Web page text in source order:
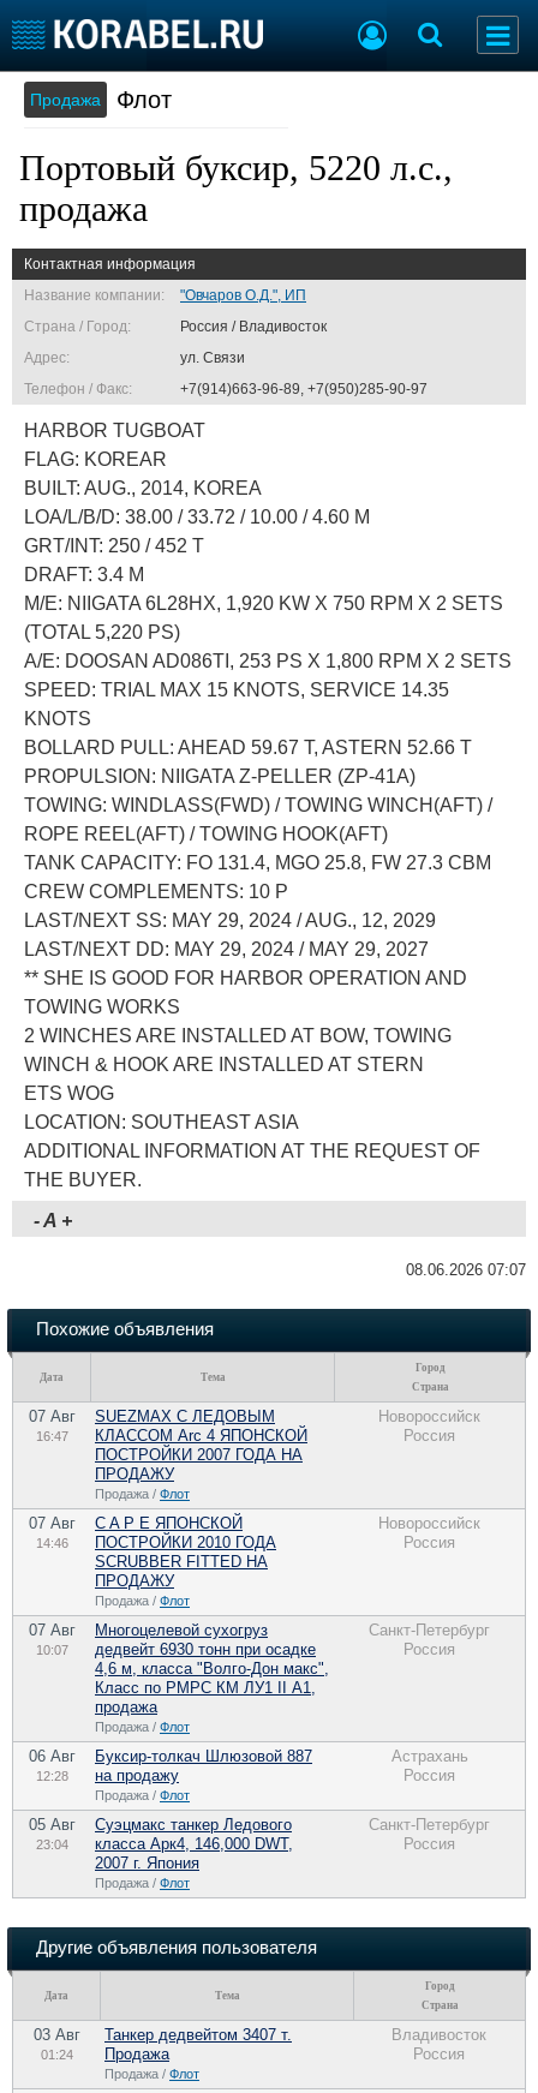
Судостроение
Новости
Репутация
Работа
Крюинг
Продажа флота
Материалы
Услуги
Продажа Флот
Портовый буксир, 5220 л.с.,
продажа
Контактная информация
Название компании:
"Овчаров О.Д.", ИП
Страна / Город:
Россия / Владивосток
Адрес:
ул. Связи
Телефон / Факс:
+7(914)663-96-89, +7(950)285-90-97
HARBOR TUGBOAT
FLAG: KOREAR
BUILT: AUG., 2014, KOREA
LOA/L/B/D: 38.00 / 33.72 / 10.00 / 4.60 M
GRT/INT: 250 / 452 T
DRAFT: 3.4 M
M/E: NIIGATA 6L28HX, 1,920 KW X 750 RPM X 2 SETS
(TOTAL 5,220 PS)
A/E: DOOSAN AD086TI, 253 PS X 1,800 RPM X 2 SETS
SPEED: TRIAL MAX 15 KNOTS, SERVICE 14.35
KNOTS
BOLLARD PULL: AHEAD 59.67 T, ASTERN 52.66 T
PROPULSION: NIIGATA Z-PELLER (ZP-41A)
TOWING: WINDLASS(FWD) / TOWING WINCH(AFT) /
ROPE REEL(AFT) / TOWING HOOK(AFT)
TANK CAPACITY: FO 131.4, MGO 25.8, FW 27.3 CBM
CREW COMPLEMENTS: 10 P
LAST/NEXT SS: MAY 29, 2024 / AUG., 12, 2029
LAST/NEXT DD: MAY 29, 2024 / MAY 29, 2027
** SHE IS GOOD FOR HARBOR OPERATION AND
TOWING WORKS
2 WINCHES ARE INSTALLED AT BOW, TOWING
WINCH & HOOK ARE INSTALLED AT STERN
ETS WOG
LOCATION: SOUTHEAST ASIA
ADDITIONAL INFORMATION AT THE REQUEST OF
THE BUYER.
-A +
08.06.2026 07:07
Похожие объявления
Дата Тема
Город
Страна
07 Авг
16:47
SUEZMAX С ЛЕДОВЫМ
КЛАССОМ Arc 4 ЯПОНСКОЙ
ПОСТРОЙКИ 2007 ГОДА НА
ПРОДАЖУ
Продажа / Флот
Новороссийск
Россия
07 Авг
14:46
C A P E ЯПОНСКОЙ
ПОСТРОЙКИ 2010 ГОДА
SCRUBBER FITTED НА
ПРОДАЖУ
Продажа / Флот
Новороссийск
Россия
07 Авг
10:07
Многоцелевой сухогруз
дедвейт 6930 тонн при осадке
4,6 м, класса "Волго-Дон макс",
Класс по РМРС КМ ЛУ1 II А1,
продажа
Продажа / Флот
Санкт-Петербург
Россия
06 Авг
12:28
Буксир-толкач Шлюзовой 887
на продажу
Продажа / Флот
Астрахань
Россия
05 Авг
23:04
Суэцмакс танкер Ледового
класса Арк4, 146,000 DWT,
2007 г. Япония
Продажа / Флот
Санкт-Петербург
Россия
Другие объявления пользователя
Дата Тема
Город
Страна
03 Авг
01:24
Танкер дедвейтом 3407 т.
Продажа
Продажа / Флот
Владивосток
Россия